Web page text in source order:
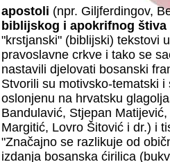
apostoli (npr. Giljferdingov,
biblijskog i apokrifnog štiva
"krstjanski" (biblijski) tekstovi
pravoslavne crkve i tako se
nastavili djelovati bosanski
Stvorili su motivsko-tematski
oslonjenu na hrvatsku
Bandulavić, Stjepan
Margitić, Lovro Šitović i dr.) i
"Značajno se razlikuje od
izdanja bosanska ćirilica